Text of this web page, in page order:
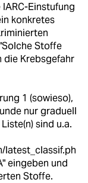
Einstufung
konkretes
Stoffe
die Krebsgefahr
1 (sowieso),
nur graduell
sind u.a.
latest_classif.ph
eingeben und
Stoffe.